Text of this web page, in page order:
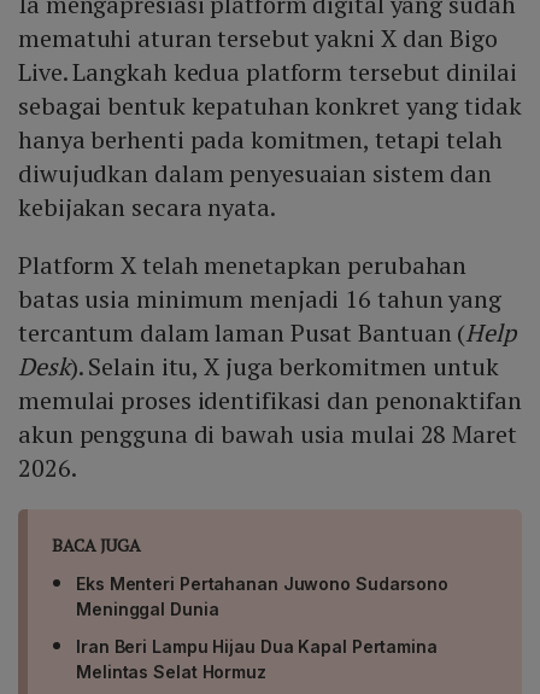
menekankan bahwa standar yang ditunjukkan X dan
Bigo Live harus menjadi patokan minimum bagi platform
lain.
mematuhi aturan tersebut yakni X dan Bigo
Live. Langkah kedua platform tersebut dinilai
sebagai bentuk kepatuhan konkret yang tidak
hanya berhenti pada komitmen, tetapi telah
diwujudkan dalam penyesuaian sistem dan
kebijakan secara nyata.
Platform X telah menetapkan perubahan
batas usia minimum menjadi 16 tahun yang
tercantum dalam laman Pusat Bantuan (Help
Desk). Selain itu, X juga berkomitmen untuk
memulai proses identifikasi dan penonaktifan
akun pengguna di bawah usia mulai 28 Maret
2026.
BACA JUGA
Eks Menteri Pertahanan Juwono Sudarsono
Meninggal Dunia
Iran Beri Lampu Hijau Dua Kapal Pertamina
Melintas Selat Hormuz